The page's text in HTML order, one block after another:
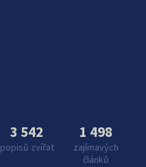
3 542
popisů zvířat
1 498
zajímavých
článků